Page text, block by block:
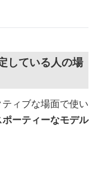
している人の場
ィブな場面で使い
ーティーなモデル